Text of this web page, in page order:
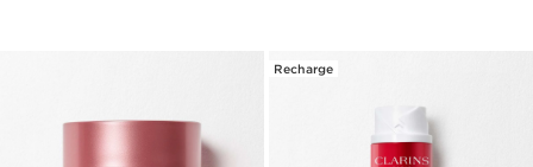
Recharge